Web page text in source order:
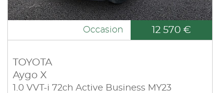
Occasion 12 570 €
TOYOTA
Aygo X
1.0 VVT-i 72ch Active Business MY23